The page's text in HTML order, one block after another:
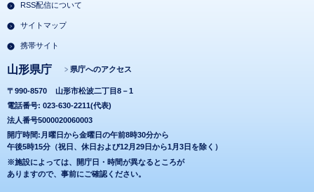
RSS配信について
サイトマップ
携帯サイト
山形県庁 県庁へのアクセス
〒990-8570
山形市松波二丁目8－1
電話番号: 023-630-2211(代表)
法人番号5000020060003
開庁時間:月曜日から金曜日の午前8時30分から
午後5時15分（祝日、休日および12月29日から1月3日を除く）
※施設によっては、開庁日・時間が異なるところが
ありますので、事前にご確認ください。